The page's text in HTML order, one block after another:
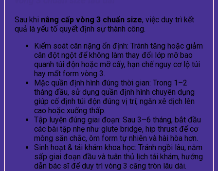
Sau khi nâng cấp vòng 3 chuẩn size, việc duy trì kết
quả là yếu tố quyết định sự thành công.
Kiểm soát cân nặng ổn định: Tránh tăng hoặc giảm
cân đột ngột để không làm thay đổi lớp mỡ bao
quanh túi độn hoặc mỡ cấy, hạn chế nguy cơ lộ túi
hay mất form vòng 3.
Mặc quần định hình đúng thời gian: Trong 1–2
tháng đầu, sử dụng quần định hình chuyên dụng
giúp cố định túi độn đúng vị trí, ngăn xê dịch lên
cao hoặc xuống thấp.
Tập luyện đúng giai đoạn: Sau 3–6 tháng, bắt đầu
các bài tập nhẹ như glute bridge, hip thrust để cơ
mông săn chắc, ôm form tự nhiên và hài hòa hơn.
Sinh hoạt & tái khám khoa học: Tránh ngồi lâu, nằm
sấp giai đoạn đầu và tuân thủ lịch tái khám, hướng
dẫn bác sĩ để duy trì vòng 3 căng tròn lâu dài.